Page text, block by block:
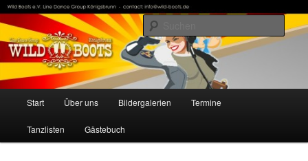
Zum
primären
Inhalt
springenWildBoots
Line Dance Group Königsbrunn
Start Über uns Bildergalerien Termine
Tanzlisten Gästebuch